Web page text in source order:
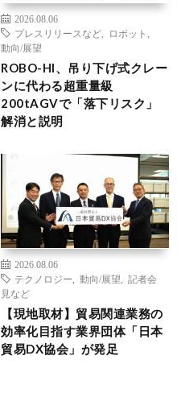
2026.08.06
プレスリリースなど
ロボット
動向/展望
ROBO-HI、吊り下げ式クレー
ンに代わる超重量級
200tAGVで「落下リスク」
解消と説明
2026.08.06
テクノロジー
動向/展望
記者会
見など
【現地取材】貿易関連業務の
効率化目指す業界団体「日本
貿易DX協会」が発足